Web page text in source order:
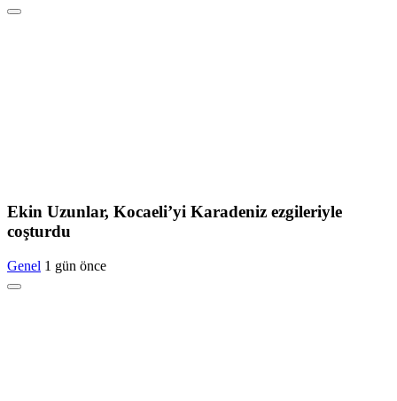
Ekin Uzunlar, Kocaeli’yi Karadeniz ezgileriyle
coşturdu
Genel 1 gün önce